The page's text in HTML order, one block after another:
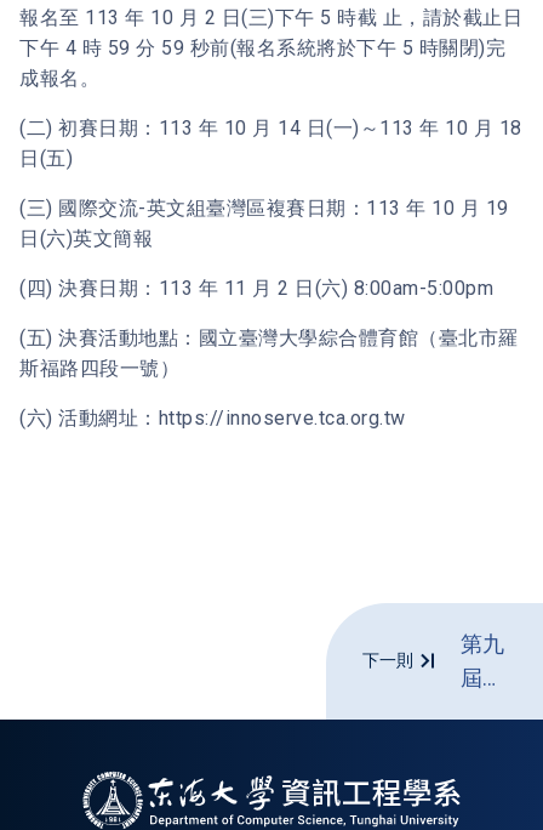
報名至 113 年 10 月 2 日(三)下午 5 時截 止，請於截止日
下午 4 時 59 分 59 秒前(報名系統將於下午 5 時關閉)完
成報名。
(二) 初賽日期：113 年 10 月 14 日(一)～113 年 10 月 18
日(五)
(三) 國際交流-英文組臺灣區複賽日期：113 年 10 月 19
日(六)英文簡報
(四) 決賽日期：113 年 11 月 2 日(六) 8:00am-5:00pm
(五) 決賽活動地點：國立臺灣大學綜合體育館（臺北市羅
斯福路四段一號）
(六) 活動網址：https://innoserve.tca.org.tw
下一則
第九
屆